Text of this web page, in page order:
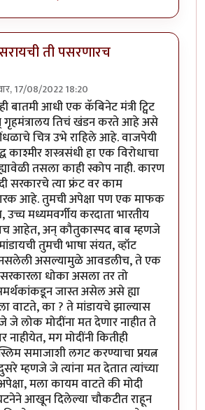
ती पसरणारच
17/08/2022 18:20
निषेधार्हbyक्लिंटन
बातमी आधी एक कॅबिनेट मंत्री ट्विट
गृहमंत्रालय तिचं खंडन करते आहे असे
चित्र उभे राहिले आहे. वाजपेयी
काश्मीर शस्त्रसंधी हा एक विरोधाचा
ह्यावेळी तसला काही स्कोप नाही. कारण
सरकारचे त्या फ्रंट वर काम
आहे. तुमची अपेक्षा पण एक माफक
उच्च मध्यमवर्गीय करदाता भारतीय
आहेत, अन् कौतुकास्पद बाब म्हणजे
तुमची भाषा संयत, व्हॉट
असल्यामुळे आवडलीच, ते एक
धोका असला तर तो
जास्त असेल असे ह्या
वाटते, का ? ते मांडायचे झाल्यास
जे लोक मोदींना मत देणार नाहीत ते
मग मोदींनी कितीही
समाजाशी लगट करण्याचा प्रयत्न
म्हणजे जे त्यांना मत देतात त्यांच्या
मला कायम वाटते की मोदी
आखून दिलेल्या चौकटीत राहून